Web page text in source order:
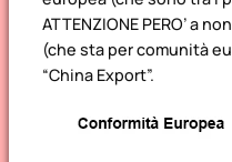
ATTENZIONE PERO’ a
(che sta per comunità
“China Export”.